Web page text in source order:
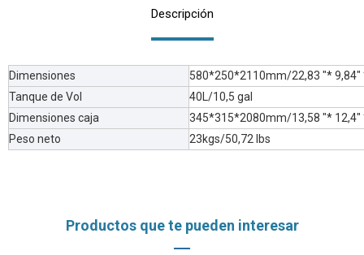
Descripción
Dimensiones
580*250*2110mm/22,83 "* 9,84"
Tanque de Vol
40L/10,5 gal
Dimensiones caja
345*315*2080mm/13,58 "* 12,4"
Peso neto
23kgs/50,72 lbs
Productos que te pueden interesar